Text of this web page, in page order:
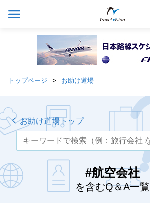
トップページ お助け道場
お助け道場トップ
#航空会社
を含むQ＆A一覧